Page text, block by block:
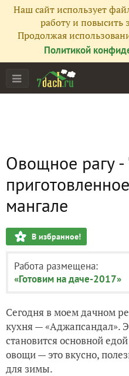
Наш сайт использует
работу и повысить
Продолжая
Политикой
Овощное рагу -
мангале
В избранное!
Работа размещена:
«Готовим на даче-2017»
Сегодня в моем дачном
кухня — «Аджапсандал».
становится основной
овощи — это вкусно,
для зимы.